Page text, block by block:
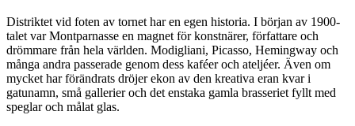
Distriktet vid foten av tornet har en egen historia. I början av 1900-
talet var Montparnasse en magnet för konstnärer, författare och
drömmare från hela världen. Modigliani, Picasso, Hemingway och
många andra passerade genom dess kaféer och ateljéer. Även om
mycket har förändrats dröjer ekon av den kreativa eran kvar i
gatunamn, små gallerier och det enstaka gamla brasseriet fyllt med
speglar och målat glas.